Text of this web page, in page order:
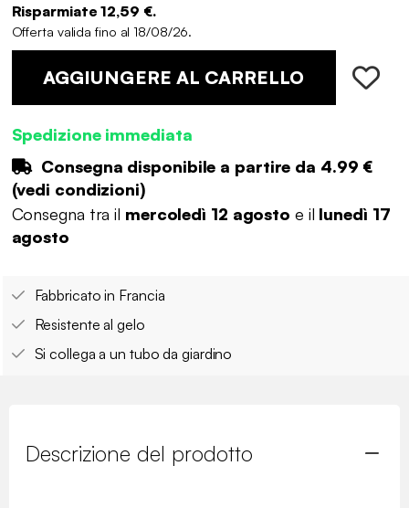
Risparmiate 12,59 €.
Offerta valida fino al 18/08/26.
AGGIUNGERE AL CARRELLO
Spedizione immediata
Consegna disponibile a partire da 4.99 €
(vedi condizioni)
Consegna tra il mercoledì 12 agosto e il lunedì 17
agosto
Fabbricato in Francia
Resistente al gelo
Si collega a un tubo da giardino
Descrizione del prodotto